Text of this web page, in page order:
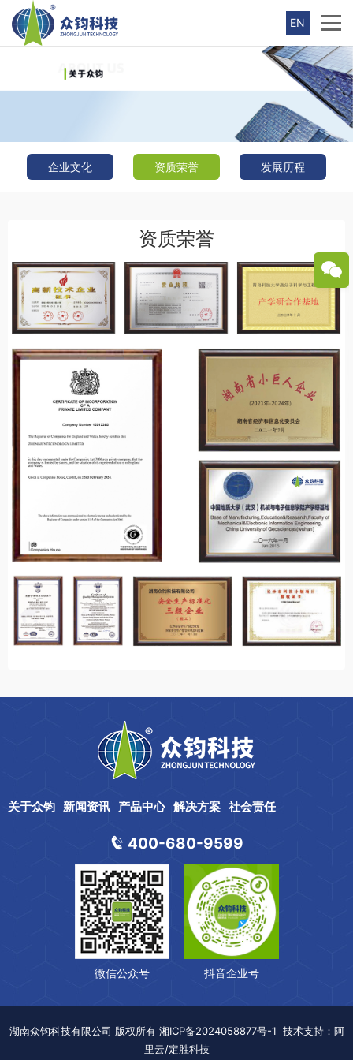
EN
企业文化 资质荣誉 发展历程
资质荣誉
关于众钧 新闻资讯 产品中心 解决方案 社会责任
400-680-9599
微信公众号 抖音企业号
湖南众钧科技有限公司 版权所有 湘ICP备2024058877号-1 技术支持： 阿
里云/定胜科技